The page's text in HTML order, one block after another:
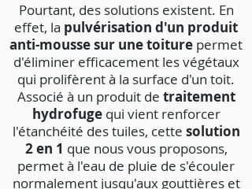
Pourtant, des solutions existent. En
effet, la pulvérisation d'un produit
anti-mousse sur une toiture permet
d'éliminer efficacement les végétaux
qui prolifèrent à la surface d'un toit.
Associé à un produit de traitement
hydrofugequi vient renforcer
l'étanchéité des tuiles, cette solution
2 en 1 que nous vous proposons,
permet à l'eau de pluie de s'écouler
normalement jusqu'aux gouttières et